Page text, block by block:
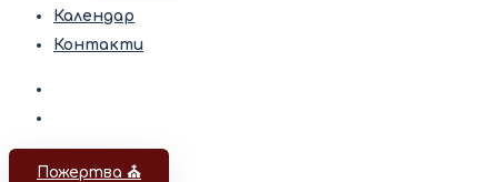
Календар
Контакти
Пожертва ⛪️